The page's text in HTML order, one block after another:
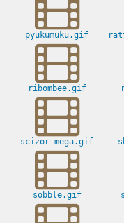
pyukumuku.gif
ribombee.gif
scizor-mega.gif
sobble.gif